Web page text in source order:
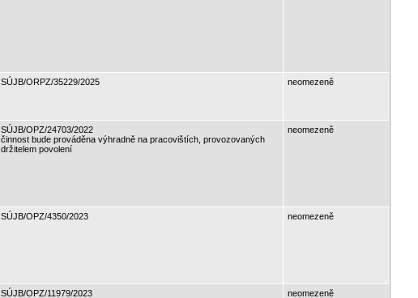
SÚJB/ORPZ/35229/2025 neomezeně
SÚJB/OPZ/24703/2022
činnost bude prováděna výhradně na pracovištích, provozovaných
držitelem povolení
neomezeně
SÚJB/OPZ/4350/2023 neomezeně
SÚJB/OPZ/11979/2023 neomezeně